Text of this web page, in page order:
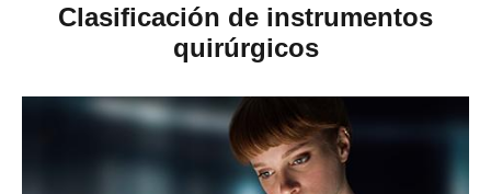
Clasificación de instrumentos
quirúrgicos